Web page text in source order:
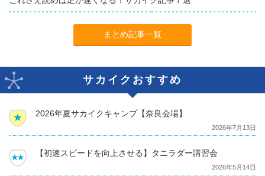
まとめ記事一覧
サカイクおすすめ
2026年夏サカイクキャンプ【奈良会場】
2026年7月13日
【初速スピードを向上させる】タニラダー講習会
2026年5月14日